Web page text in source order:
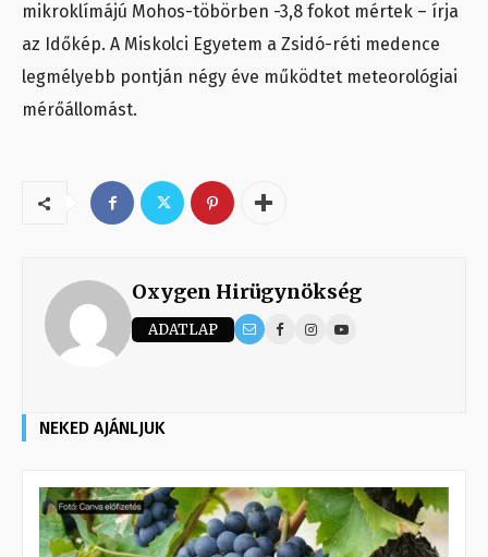
mikroklímájú Mohos-töbörben -3,8 fokot mértek – írja
az Időkép. A Miskolci Egyetem a Zsidó-réti medence
legmélyebb pontján négy éve működtet meteorológiai
mérőállomást.
Oxygen Hirügynökség
ADATLAP
NEKED AJÁNLJUK